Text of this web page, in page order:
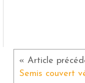
Semis couvert